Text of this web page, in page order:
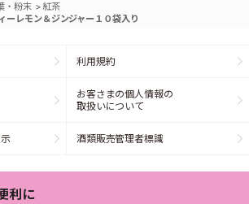
・粉末 > 紅茶
ーレモン＆ジンジャー１０袋入り
利用規約
お客さまの個人情報の
取扱いについて
酒類販売管理者標識
利に